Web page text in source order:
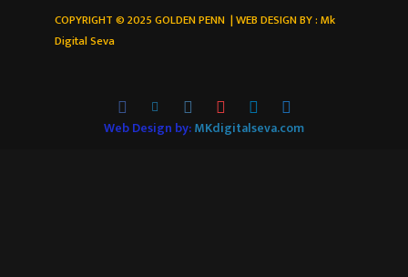
COPYRIGHT © 2025 GOLDEN PENN | WEB DESIGN BY :Mk
Digital Seva
Web Design by:MKdigitalseva.com